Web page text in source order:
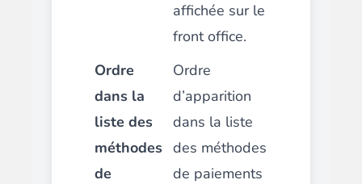
affichée sur le
front office.
Ordre
dans la
liste des
méthodes
de
Ordre
d’apparition
dans la liste
des méthodes
de paiements